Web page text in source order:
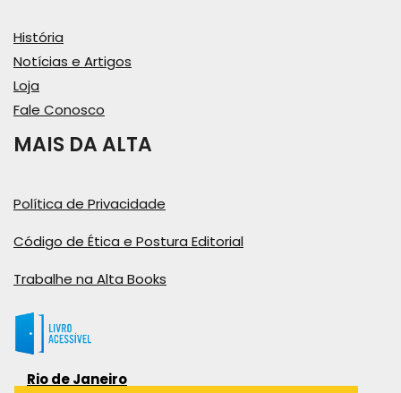
História
Notícias e Artigos
Loja
Fale Conosco
MAIS DA ALTA
Política de Privacidade
Código de Ética e Postura Editorial
Trabalhe na Alta Books
Rio de Janeiro